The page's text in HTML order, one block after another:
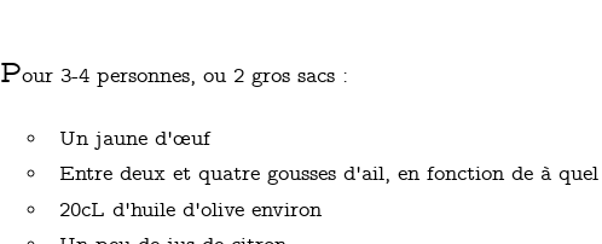
Pour 3-4 personnes, ou 2 gros sacs :
Un jaune d'œuf
Entre deux et quatre gousses d'ail, en fonction de à
20cL d'huile d'olive environ